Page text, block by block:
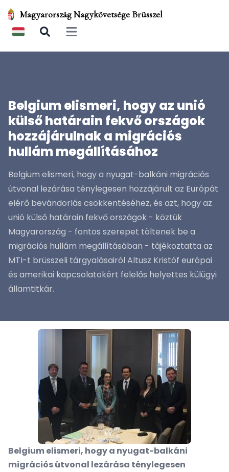
Magyarország Nagykövetsége Brüsszel
Open main menu
Belgium elismeri, hogy az unió
külső határain fekvő országok
hozzájárulnak a migrációs
hullám megállításához
Belgium elismeri, hogy a nyugat-balkáni migrációs
útvonal lezárása ténylegesen hozzájárult az Európát
elérő bevándorlás csökkentéséhez, és azt, hogy az
unió külső határain fekvő országok - köztük
Magyarország - fontos szerepet töltenek be a
migrációs hullám megállításában - tájékoztatta az
MTI-t brüsszeli tárgyalásairól Altusz Kristóf európai
és amerikai kapcsolatokért felelős helyettes külügyi
államtitkár.
Belgium elismeri, hogy a nyugat-balkáni
migrációs útvonal lezárása ténylegesen